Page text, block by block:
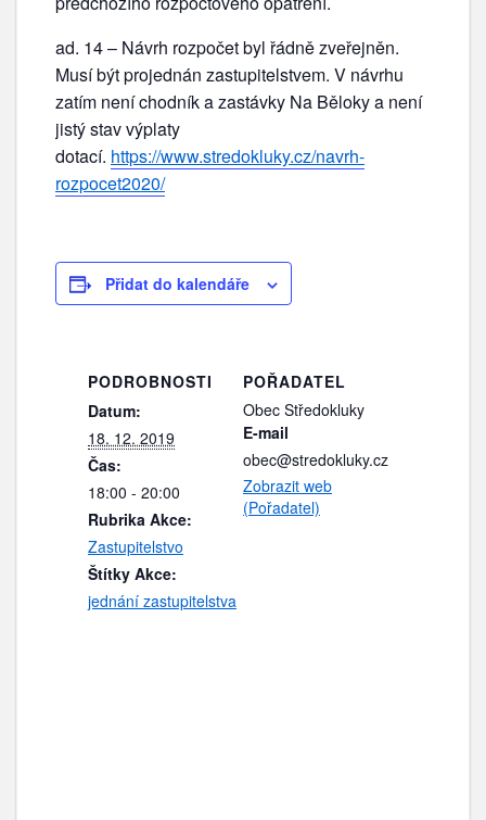
ad. 14 – Návrh rozpočet byl řádně zveřejněn.
Musí být projednán zastupitelstvem. V návrhu
zatím není chodník a zastávky Na Běloky a není
jistý stav výplaty
dotací. https://www.stredokluky.cz/navrh-
rozpocet2020/
Přidat do kalendáře
PODROBNOSTI
Datum:
18. 12. 2019
Čas:
18:00 - 20:00
Rubrika Akce:
Zastupitelstvo
Štítky Akce:
jednání zastupitelstva
POŘADATEL
Obec Středokluky
E-mail
obec@stredokluky.cz
Zobrazit web
(Pořadatel)